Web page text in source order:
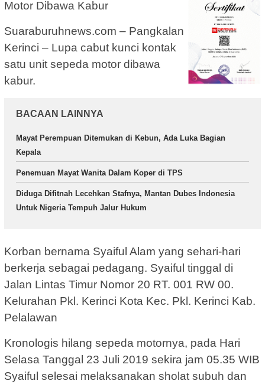
Motor Dibawa Kabur
Suaraburuhnews.com – Pangkalan
Kerinci – Lupa cabut kunci kontak
satu unit sepeda motor dibawa
kabur.
BACAAN LAINNYA
Mayat Perempuan Ditemukan di Kebun, Ada Luka Bagian
Kepala
Penemuan Mayat Wanita Dalam Koper di TPS
Diduga Difitnah Lecehkan Stafnya, Mantan Dubes Indonesia
Untuk Nigeria Tempuh Jalur Hukum
Korban bernama Syaiful Alam yang sehari-hari
berkerja sebagai pedagang. Syaiful tinggal di
Jalan Lintas Timur Nomor 20 RT. 001 RW 00.
Kelurahan Pkl. Kerinci Kota Kec. Pkl. Kerinci Kab.
Pelalawan
Kronologis hilang sepeda motornya, pada Hari
Selasa Tanggal 23 Juli 2019 sekira jam 05.35 WIB
Syaiful selesai melaksanakan sholat subuh dan